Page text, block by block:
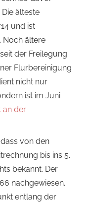
älteste
und ist
Noch ältere
der Freilegung
Flurbereinigung
nicht nur
ist im Juni
an der
von den
bis ins 5.
bekannt. Der
nachgewiesen.
entlang der